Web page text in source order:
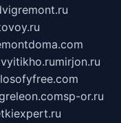
vyitikho.rumirjon.ru
sp-or.ru